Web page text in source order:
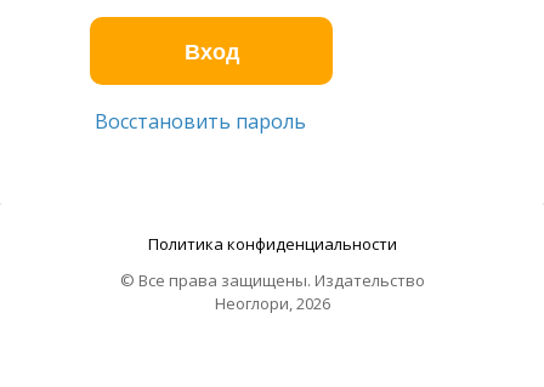
Восстановить пароль
Политика конфиденциальности
© Все права защищены. Издательство
Неоглори, 2026